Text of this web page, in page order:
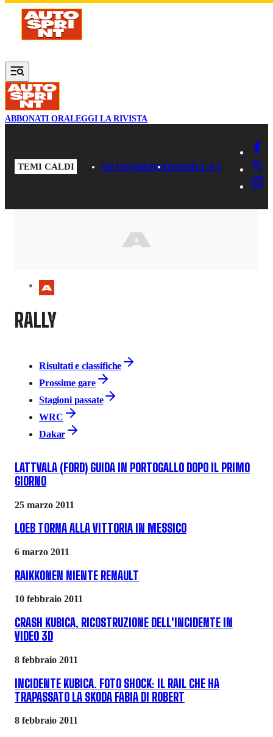
Vai al contenuto principale
ABBONATI ORALEGGI LA RIVISTA
TEMI CALDI GP UNGHERIAFORMULA 1
RALLY
Risultati e classifiche
Prossime gare
Stagioni passate
WRC
Dakar
LATTVALA (FORD) GUIDA IN PORTOGALLO DOPO IL PRIMO
GIORNO
25 marzo 2011
LOEB TORNA ALLA VITTORIA IN MESSICO
6 marzo 2011
RAIKKONEN NIENTE RENAULT
10 febbraio 2011
CRASH KUBICA, RICOSTRUZIONE DELL'INCIDENTE IN
VIDEO 3D
8 febbraio 2011
INCIDENTE KUBICA. FOTO SHOCK: IL RAIL CHE HA
TRAPASSATO LA SKODA FABIA DI ROBERT
8 febbraio 2011